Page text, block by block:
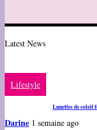
Latest News
Lifestyle
Lunettes de soleil
Darine 1 semaine ago